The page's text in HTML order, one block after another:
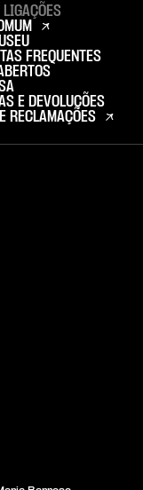
FREQUENTES
E DEVOLUÇÕES
RECLAMAÇÕES